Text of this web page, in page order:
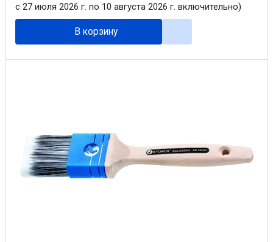
с 27 июля 2026 г. по 10 августа 2026 г. включительно)
В корзину